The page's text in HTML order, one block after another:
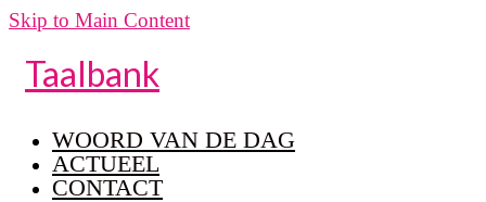
Skip to Main Content
Taalbank
WOORD VAN DE DAG
ACTUEEL
CONTACT